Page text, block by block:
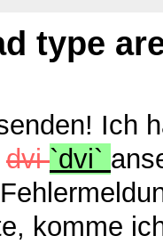
type
Ich
dvi`dvi`
komme